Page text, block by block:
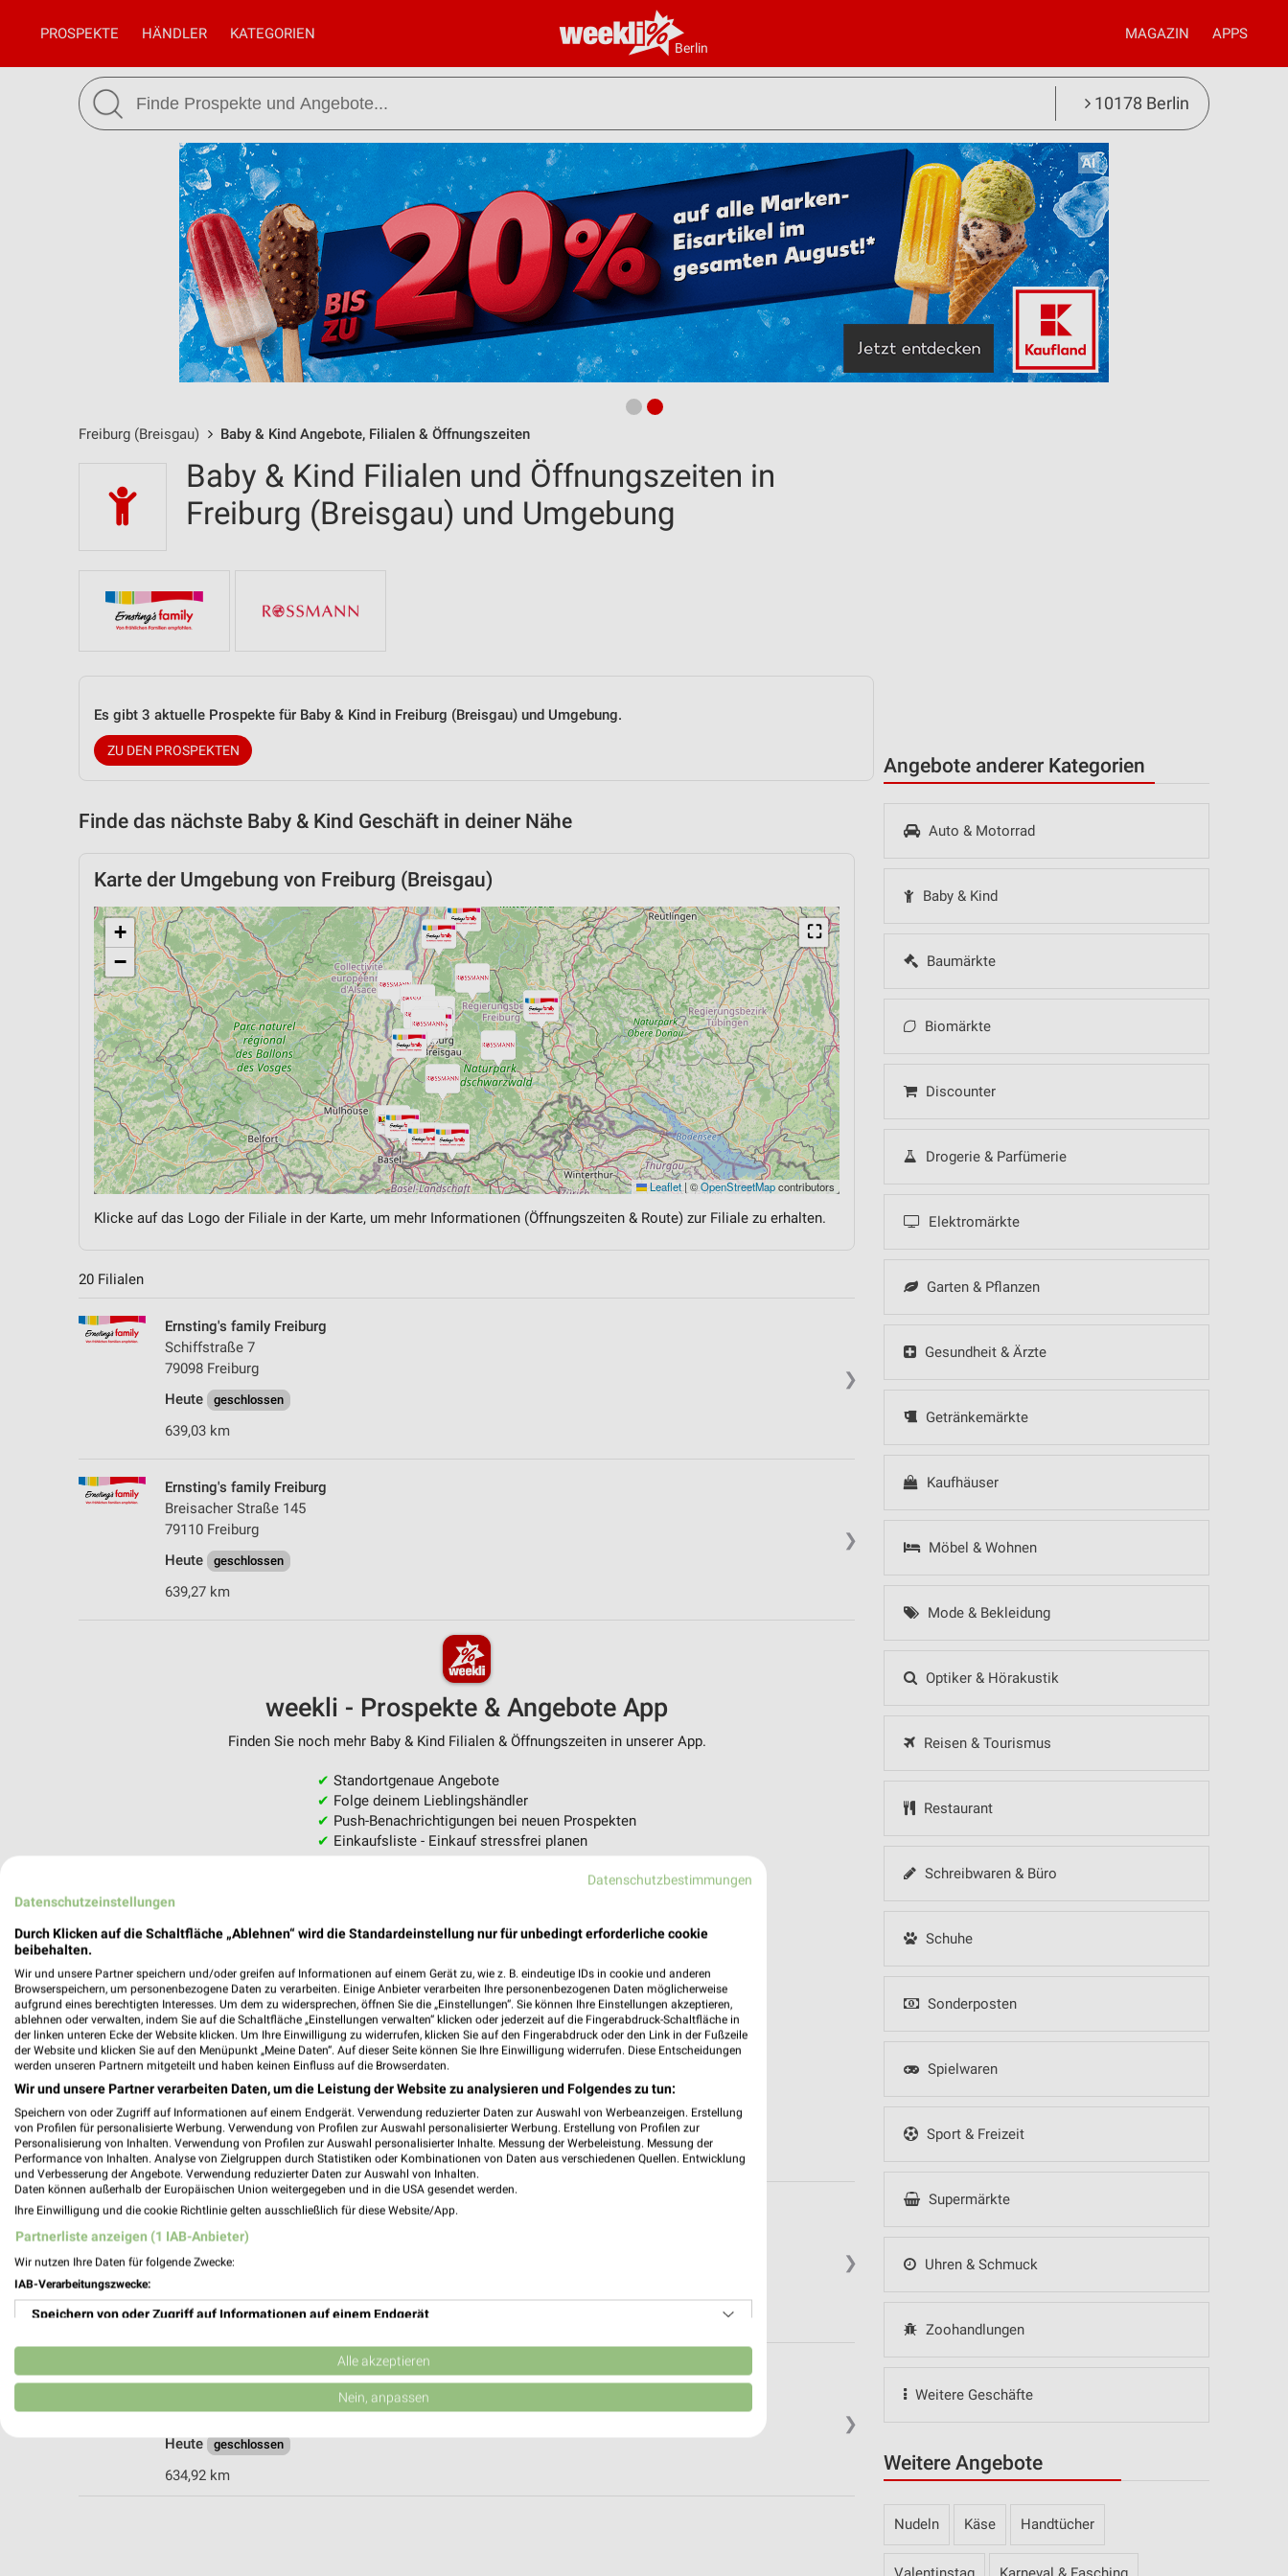
Berlin
PROSPEKTE HÄNDLER KATEGORIEN MAGAZIN APPS
10178 Berlin
Freiburg (Breisgau) Baby & Kind Angebote, Filialen & Öffnungszeiten
Angebote anderer Kategorien
Auto & Motorrad
Baby & Kind
Baumärkte
Biomärkte
Discounter
Drogerie & Parfümerie
Elektromärkte
Garten & Pflanzen
Gesundheit & Ärzte
Getränkemärkte
Kaufhäuser
Möbel & Wohnen
Mode & Bekleidung
Optiker & Hörakustik
Reisen & Tourismus
Restaurant
Schreibwaren & Büro
Schuhe
Sonderposten
Spielwaren
Sport & Freizeit
Supermärkte
Uhren & Schmuck
Zoohandlungen
Weitere Geschäfte
Weitere Angebote
Nudeln Käse Handtücher
Baby & Kind Filialen und Öffnungszeiten in
Freiburg (Breisgau) und Umgebung
Es gibt 3 aktuelle Prospekte für Baby & Kind in Freiburg (Breisgau) und Umgebung.
ZU DEN PROSPEKTEN
Finde das nächste Baby & Kind Geschäft in deiner Nähe
Karte der Umgebung von Freiburg (Breisgau)
⛶
+
−
Leaflet | ©OpenStreetMapcontributors
Klicke auf das Logo der Filiale in der Karte, um mehr Informationen (Öffnungszeiten & Route) zur Filiale zu erhalten.
20 Filialen
❯
Ernsting's family Freiburg
Schiffstraße 7
79098 Freiburg
Heute
geschlossen
639,03 km
❯
Ernsting's family Freiburg
Breisacher Straße 145
79110 Freiburg
Heute
geschlossen
639,27 km
weekli - Prospekte & Angebote App
Finden Sie noch mehr Baby & Kind Filialen & Öffnungszeiten in unserer App.
✔ Standortgenaue Angebote
✔ Folge deinem Lieblingshändler
✔ Push-Benachrichtigungen bei neuen Prospekten
✔ Einkaufsliste - Einkauf stressfrei planen
Nutze weekli auch mobil – App jetzt laden oder QR-Code scannen.
❯
Rossmann Freiburg
Krozinger Str. 7-11
641,01 km • Angebote: 3 Prospekte
❯
BabyOne Gundelfingen
79194 Gundelfingen
Heute
geschlossen
634,92 km
Datenschutzbestimmungen
Datenschutzeinstellungen
Durch Klicken auf die Schaltfläche „Ablehnen“ wird die Standardeinstellung nur für unbedingt erforderliche cookie
beibehalten.
Wir und unsere Partner speichern und/oder greifen auf Informationen auf einem Gerät zu, wie z. B. eindeutige IDs in cookie und anderen
Browserspeichern, um personenbezogene Daten zu verarbeiten. Einige Anbieter verarbeiten Ihre personenbezogenen Daten möglicherweise
aufgrund eines berechtigten Interesses. Um dem zu widersprechen, öffnen Sie die „Einstellungen“. Sie können Ihre Einstellungen akzeptieren,
ablehnen oder verwalten, indem Sie auf die Schaltfläche „Einstellungen verwalten“ klicken oder jederzeit auf die Fingerabdruck-Schaltfläche in
der linken unteren Ecke der Website klicken. Um Ihre Einwilligung zu widerrufen, klicken Sie auf den Fingerabdruck oder den Link in der Fußzeile
der Website und klicken Sie auf den Menüpunkt „Meine Daten“. Auf dieser Seite können Sie Ihre Einwilligung widerrufen. Diese Entscheidungen
werden unseren Partnern mitgeteilt und haben keinen Einfluss auf die Browserdaten.
Wir und unsere Partner verarbeiten Daten, um die Leistung der Website zu analysieren und Folgendes zu tun:
Speichern von oder Zugriff auf Informationen auf einem Endgerät. Verwendung reduzierter Daten zur Auswahl von Werbeanzeigen. Erstellung
von Profilen für personalisierte Werbung. Verwendung von Profilen zur Auswahl personalisierter Werbung. Erstellung von Profilen zur
Personalisierung von Inhalten. Verwendung von Profilen zur Auswahl personalisierter Inhalte. Messung der Werbeleistung. Messung der
Performance von Inhalten. Analyse von Zielgruppen durch Statistiken oder Kombinationen von Daten aus verschiedenen Quellen. Entwicklung
und Verbesserung der Angebote. Verwendung reduzierter Daten zur Auswahl von Inhalten.
Daten können außerhalb der Europäischen Union weitergegeben und in die USA gesendet werden.
Ihre Einwilligung und die cookie Richtlinie gelten ausschließlich für diese Website/App.
Partnerliste anzeigen (1 IAB-Anbieter)
Wir nutzen Ihre Daten für folgende Zwecke:
IAB-Verarbeitungszwecke:
Speichern von oder Zugriff auf Informationen auf einem Endgerät
Verwendung reduzierter Daten zur Auswahl von Werbeanzeigen
Erstellung von Profilen für personalisierte Werbung
Erstellung von Profilen zur Personalisierung von Inhalten
Alle akzeptieren
Nein, anpassen